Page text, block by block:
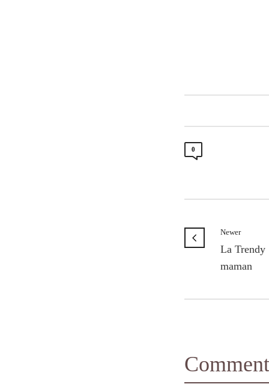
0
Newer
La Trendy
maman